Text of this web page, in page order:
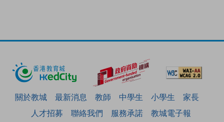
關於教城 最新消息 教師 中學生 小學生
家長
人才招募
聯絡我們 服務承諾 教城電子報